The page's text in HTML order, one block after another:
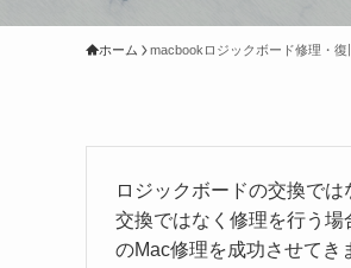
ホーム macbookロジックボード修理・
ロジックボードの交換で
交換ではなく修理を行う
のMac修理を成功させてき